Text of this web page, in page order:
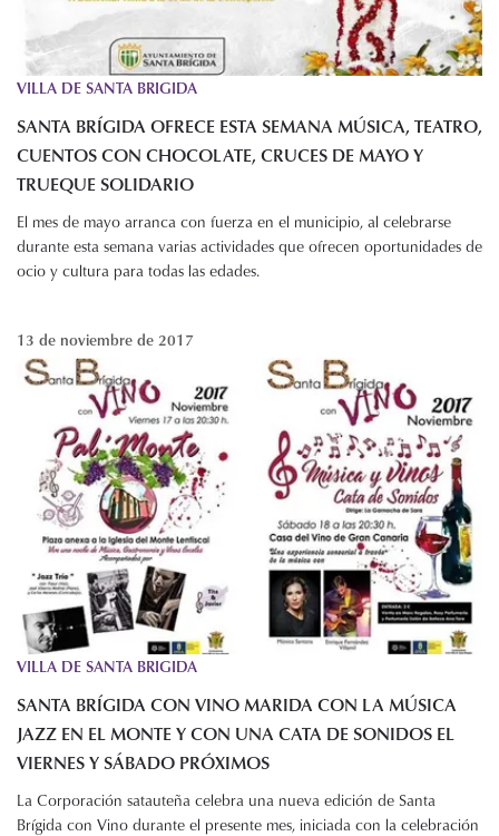
VILLA DE SANTA BRIGIDA
SANTA BRÍGIDA OFRECE ESTA SEMANA MÚSICA, TEATRO,
CUENTOS CON CHOCOLATE, CRUCES DE MAYO Y
TRUEQUE SOLIDARIO
El mes de mayo arranca con fuerza en el municipio, al celebrarse
durante esta semana varias actividades que ofrecen oportunidades de
ocio y cultura para todas las edades.
13 de noviembre de 2017
VILLA DE SANTA BRIGIDA
SANTA BRÍGIDA CON VINO MARIDA CON LA MÚSICA
JAZZ EN EL MONTE Y CON UNA CATA DE SONIDOS EL
VIERNES Y SÁBADO PRÓXIMOS
La Corporación satauteña celebra una nueva edición de Santa
Brígida con Vino durante el presente mes, iniciada con la celebración